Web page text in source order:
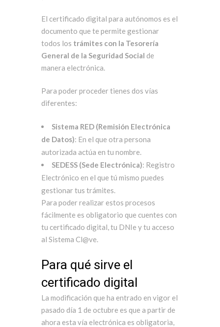
El certificado digital para autónomos es el
documento que te permite gestionar
todos los trámites con la Tesorería
General de la Seguridad Social de
manera electrónica.
Para poder proceder tienes dos vías
diferentes:
Sistema RED (Remisión Electrónica
de Datos): En el que otra persona
autorizada actúa en tu nombre.
SEDESS (Sede Electrónica): Registro
Electrónico en el que tú mismo puedes
gestionar tus trámites.
Para poder realizar estos procesos
fácilmente es obligatorio que cuentes con
tu certificado digital, tu DNIe y tu acceso
al Sistema Cl@ve.
Para qué sirve el
certificado digital
La modificación que ha entrado en vigor el
pasado día 1 de octubre es que a partir de
ahora esta vía electrónica es obligatoria,